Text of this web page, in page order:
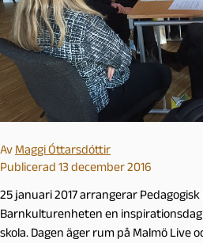
Av Maggi Óttarsdóttir
Publicerad 13 december 2016
25 januari 2017 arrangerar
Barnkulturenheten en
skola. Dagen äger rum på Malmö Live